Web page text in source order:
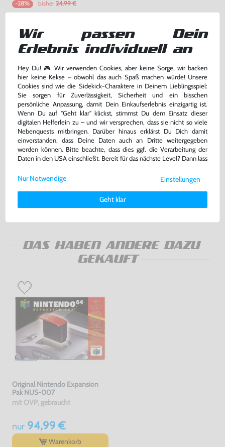
-28% bisher 24,99 €
17,99 € 17,99 €
Warenkorb
Original Controller Pak / Memory
Card #grau NUS-004
Konsole + Original Controller +
Zubehör
nur
DAS HABEN ANDERE DAZU
GEKAUFT
Original Nintendo Expansion
Pak NUS-007
mit OVP, gebraucht
nur94,99 €
Warenkorb
Wir passen Dein
Erlebnis individuell an
Hey Du! 🎮 Wir verwenden Cookies, aber keine Sorge, wir backen
hier keine Kekse – obwohl das auch Spaß machen würde! Unsere
Cookies sind wie die Sidekick-Charaktere in Deinem Lieblingsspiel:
Sie sorgen für Zuverlässigkeit, Sicherheit und ein bisschen
persönliche Anpassung, damit Dein Einkaufserlebnis einzigartig ist.
Wenn Du auf "Geht klar" klickst, stimmst Du dem Einsatz dieser
digitalen Helferlein zu – und wir versprechen, dass sie nicht so viele
Nebenquests mitbringen. Darüber hinaus erklärst Du Dich damit
einverstanden, dass Deine Daten auch an Dritte weitergegeben
werden können. Bitte beachte, dass dies ggf. die Verarbeitung der
Daten in den USA einschließt. Bereit für das nächste Level? Dann lass
Weitere Informationen zu den von uns verwendeten Cookies und
Deinen Rechten als Nutzer findest Du in unsererDaten­schutz­
Impressum.
Einstellungen
Geht klar
Nur Notwendige